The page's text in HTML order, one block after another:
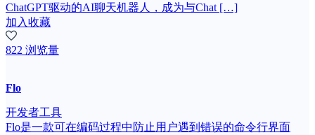
ChatGPT驱动的AI聊天机器人，成为与Chat […]
加入收藏
822 浏览量
Flo
开发者工具
Flo是一款可在编码过程中防止用户遇到错误的命令行界面